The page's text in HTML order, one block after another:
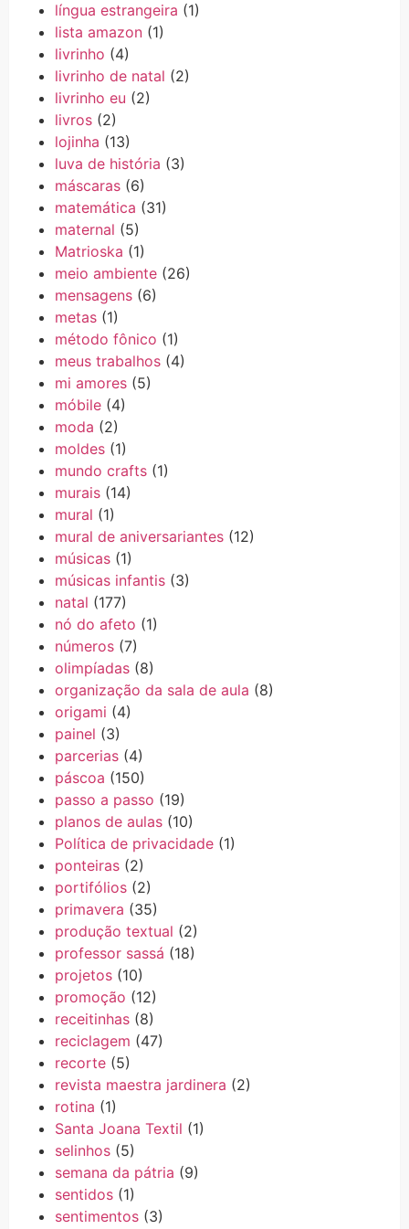
língua estrangeira (1)
lista amazon (1)
livrinho (4)
livrinho de natal (2)
livrinho eu (2)
livros (2)
lojinha (13)
luva de história (3)
máscaras (6)
matemática (31)
maternal (5)
Matrioska (1)
meio ambiente (26)
mensagens (6)
metas (1)
método fônico (1)
meus trabalhos (4)
mi amores (5)
móbile (4)
moda (2)
moldes (1)
mundo crafts (1)
murais (14)
mural (1)
mural de aniversariantes (12)
músicas (1)
músicas infantis (3)
natal (177)
nó do afeto (1)
números (7)
olimpíadas (8)
organização da sala de aula (8)
origami (4)
painel (3)
parcerias (4)
páscoa (150)
passo a passo (19)
planos de aulas (10)
Política de privacidade (1)
ponteiras (2)
portifólios (2)
primavera (35)
produção textual (2)
professor sassá (18)
projetos (10)
promoção (12)
receitinhas (8)
reciclagem (47)
recorte (5)
revista maestra jardinera (2)
rotina (1)
Santa Joana Textil (1)
selinhos (5)
semana da pátria (9)
sentidos (1)
sentimentos (3)